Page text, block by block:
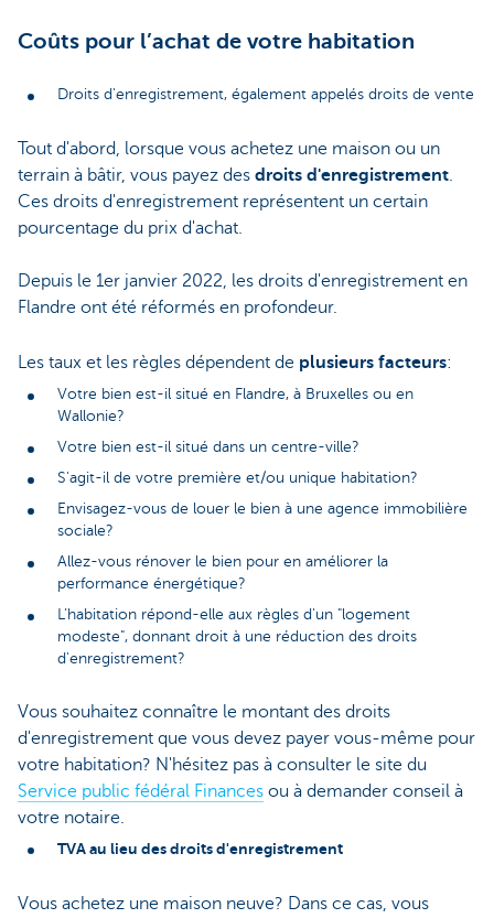
Coûts pour l’achat de votre habitation
Droits d'enregistrement, également appelés droits de vente
Tout d'abord, lorsque vous achetez une maison ou un
terrain à bâtir, vous payez des droits d'enregistrement.
Ces droits d'enregistrement représentent un certain
pourcentage du prix d'achat.
Depuis le 1er janvier 2022, les droits d'enregistrement en
Flandre ont été réformés en profondeur.
Les taux et les règles dépendent de plusieurs facteurs:
Votre bien est-il situé en Flandre, à Bruxelles ou en
Wallonie?
Votre bien est-il situé dans un centre-ville?
S'agit-il de votre première et/ou unique habitation?
Envisagez-vous de louer le bien à une agence immobilière
sociale?
Allez-vous rénover le bien pour en améliorer la
performance énergétique?
L’habitation répond-elle aux règles d'un "logement
modeste", donnant droit à une réduction des droits
d'enregistrement?
Vous souhaitez connaître le montant des droits
d'enregistrement que vous devez payer vous-même pour
votre habitation? N'hésitez pas à consulter le site du
Service public fédéral Finances ou à demander conseil à
votre notaire.
TVA au lieu des droits d'enregistrement
Vous achetez une maison neuve? Dans ce cas, vous